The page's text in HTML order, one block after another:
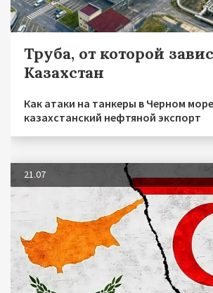
Труба, от которой
Казахстан
Как атаки на танкеры в Черном
казахстанский нефтяной экспорт
21.07